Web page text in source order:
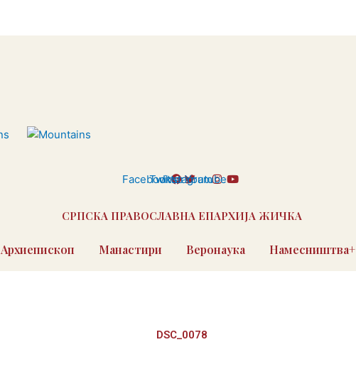
Facebook
Twitter
Instagram
Youtube
СРПСКА ПРАВОСЛАВНА ЕПАРХИЈА ЖИЧКА
Архиепископ Манастири Веронаука Намесништва+
DSC_0078